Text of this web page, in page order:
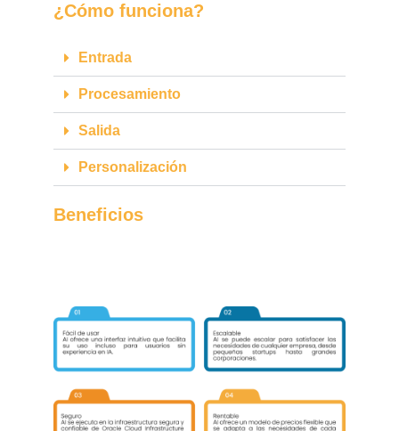
¿Cómo funciona?
Entrada
Procesamiento
Salida
Personalización
Beneficios